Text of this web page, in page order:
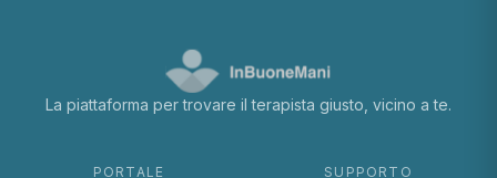
La piattaforma per trovare il terapista giusto, vicino a te.
PORTALE SUPPORTO